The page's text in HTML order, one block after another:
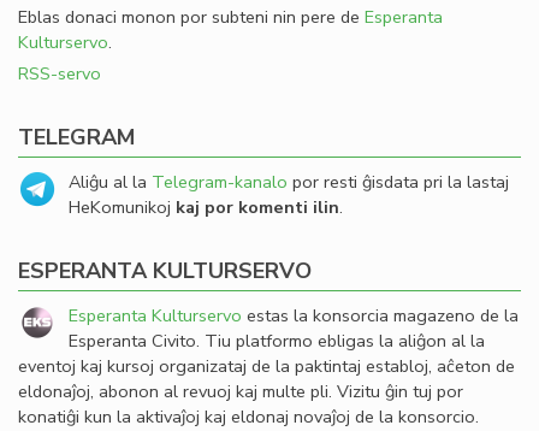
Eblas donaci monon por subteni nin pere de Esperanta
Kulturservo.
RSS-servo
TELEGRAM
Aliĝu al la Telegram-kanalo por resti ĝisdata pri la lastaj
HeKomunikoj kaj por komenti ilin.
ESPERANTA KULTURSERVO
Esperanta Kulturservo estas la konsorcia magazeno de la
Esperanta Civito. Tiu platformo ebligas la aliĝon al la
eventoj kaj kursoj organizataj de la paktintaj establoj, aĉeton de
eldonaĵoj, abonon al revuoj kaj multe pli. Vizitu ĝin tuj por
konatiĝi kun la aktivaĵoj kaj eldonaj novaĵoj de la konsorcio.